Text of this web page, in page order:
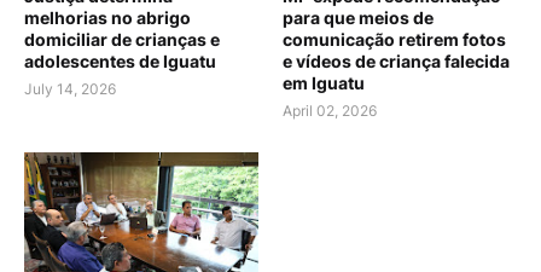
melhorias no abrigo
domiciliar de crianças e
adolescentes de Iguatu
July 14, 2026
para que meios de
comunicação retirem fotos
e vídeos de criança falecida
em Iguatu
April 02, 2026